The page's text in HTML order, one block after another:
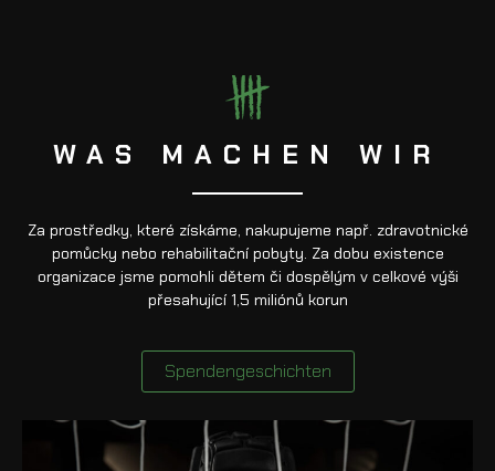
WAS MACHEN WIR
Za prostředky, které získáme, nakupujeme např. zdravotnické
pomůcky nebo rehabilitační pobyty. Za dobu existence
organizace jsme pomohli dětem či dospělým v celkové výši
přesahující 1,5 miliónů korun
Spendengeschichten